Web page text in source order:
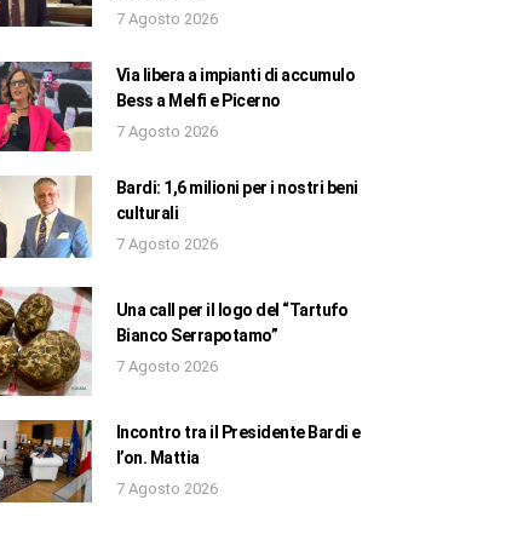
7 Agosto 2026
Via libera a impianti di accumulo
Bess a Melfi e Picerno
7 Agosto 2026
Bardi: 1,6 milioni per i nostri beni
culturali
7 Agosto 2026
Una call per il logo del “Tartufo
Bianco Serrapotamo”
7 Agosto 2026
Incontro tra il Presidente Bardi e
l’on. Mattia
7 Agosto 2026